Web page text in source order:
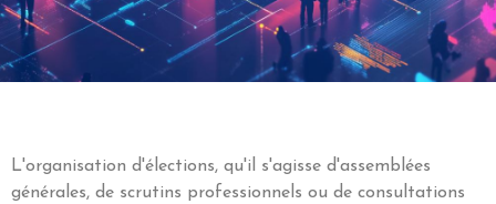
L'organisation d'élections, qu'il s'agisse d'assemblées
générales, de scrutins professionnels ou de consultations